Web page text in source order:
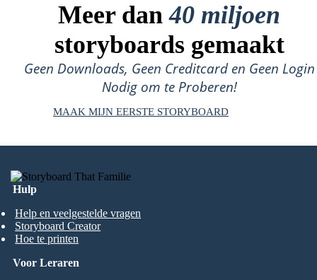
Meer dan40 miljoen
storyboards gemaakt
Geen Downloads, Geen Creditcard en Geen Login
Nodig om te Proberen!
MAAK MIJN EERSTE STORYBOARD
Hulp
Help en veelgestelde vragen
Storyboard Creator
Hoe te printen
Voor Leraren